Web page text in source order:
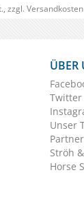
zzgl. Versandkosten
ÜBER
Twitter
Unser
Partner
Ströh
Horse